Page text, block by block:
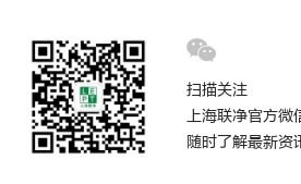
扫描关注
上海联净官方微
随时了解最新资